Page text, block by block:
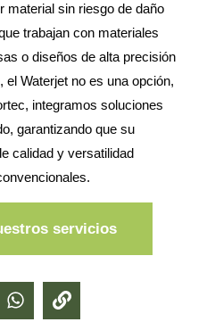
material sin riesgo de daño
trabajan con materiales
o diseños de alta precisión
Waterjet no es una opción,
integramos soluciones
garantizando que su
calidad y versatilidad
servicios